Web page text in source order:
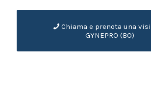
Chiama e prenota una
GYNEPRO (BO)